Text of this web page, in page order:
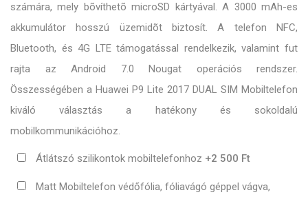
számára, mely bõvíthetõ microSD kártyával. A 3000 mAh-es
akkumulátor hosszú üzemidõt biztosít. A telefon NFC,
Bluetooth, és 4G LTE támogatással rendelkezik, valamint fut
rajta az Android 7.0 Nougat operációs rendszer.
Összességében a Huawei P9 Lite 2017 DUAL SIM Mobiltelefon
kiváló választás a hatékony és sokoldalú
mobilkommunikációhoz.
Átlátszó szilikontok mobiltelefonhoz +2 500 Ft
Matt Mobiltelefon védőfólia, fóliavágó géppel vágva,